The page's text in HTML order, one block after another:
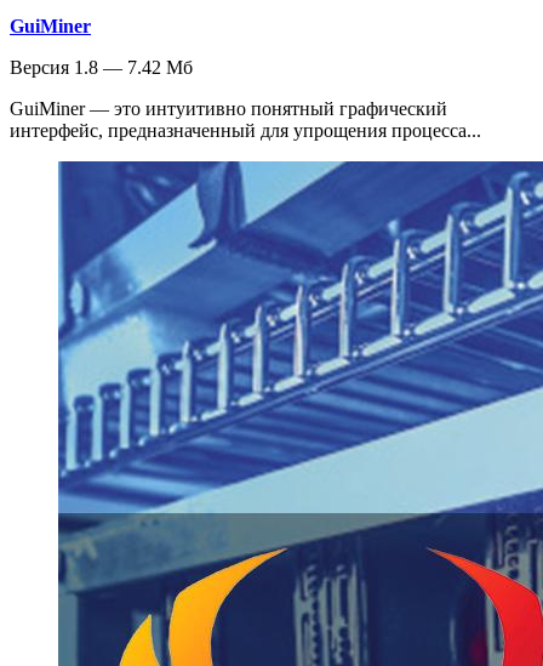
GuiMiner
Версия 1.8 — 7.42 Мб
GuiMiner — это интуитивно понятный графический
интерфейс, предназначенный для упрощения процесса...